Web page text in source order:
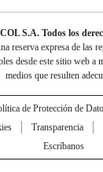
S.A. Todos los
reserva expresa de las
desde este sitio web a
medios que resulten
de Protección de
Transparencia
Escríbanos